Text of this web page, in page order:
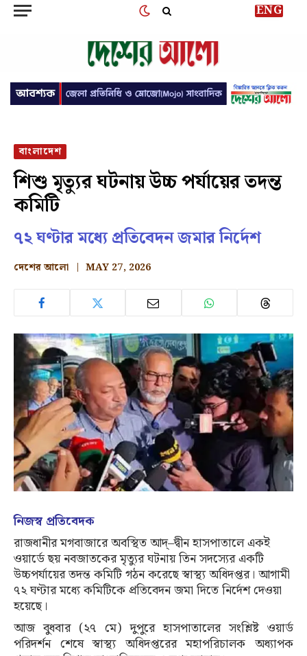
ENG
বাংলাদেশ
শিশু মৃত্যুর ঘটনায় উচ্চ পর্যায়ের তদন্ত
কমিটি
৭২ ঘণ্টার মধ্যে প্রতিবেদন জমার নির্দেশ
দেশের আলো MAY 27, 2026
নিজস্ব প্রতিবেদক
রাজধানীর মগবাজারে অবস্থিত আদ্‌–দ্বীন হাসপাতালে একই
ওয়ার্ডে ছয় নবজাতকের মৃত্যুর ঘটনায় তিন সদস্যের একটি
উচ্চপর্যায়ের তদন্ত কমিটি গঠন করেছে স্বাস্থ্য অধিদপ্তর। আগামী
৭২ ঘণ্টার মধ্যে কমিটিকে প্রতিবেদন জমা দিতে নির্দেশ দেওয়া
হয়েছে।
আজ বুধবার (২৭ মে) দুপুরে হাসপাতালের সংশ্লিষ্ট ওয়ার্ড
পরিদর্শন শেষে স্বাস্থ্য অধিদপ্তরের মহাপরিচালক অধ্যাপক